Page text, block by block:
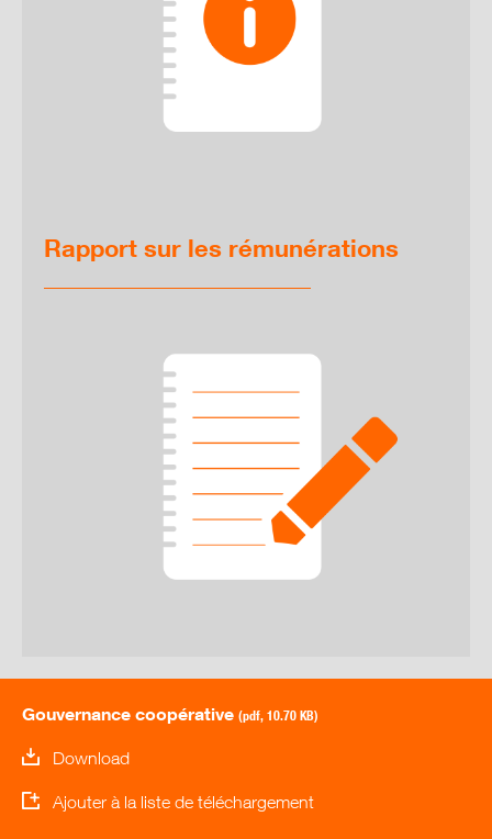
Rapport sur les rémunérations
Gouvernance coopérative (pdf, 10.70 KB)
Download
Ajouter à la liste de téléchargement